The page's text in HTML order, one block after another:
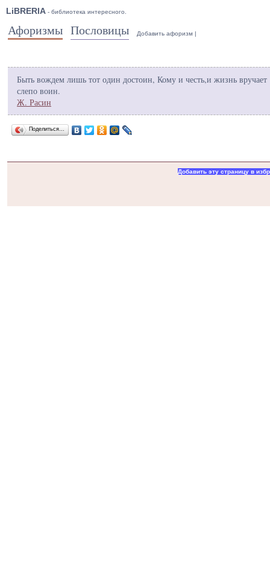
LiBRERIA - библиотека интересного.
Афоризмы Пословицы Добавить афоризм |
Быть вождем лишь тот один достоин, Кому и честь,и жизнь вручает
слепо воин.
Ж. Расин
Поделиться…
Добавить эту страницу в